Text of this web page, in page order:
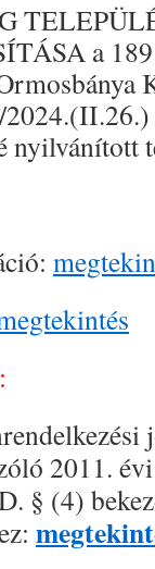
a
nyilvánított
2011.
§ (4)